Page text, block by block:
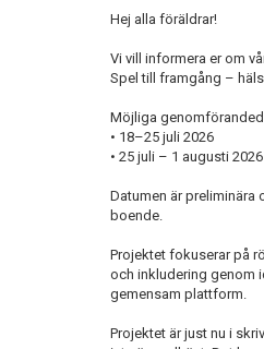
Hej alla föräldrar!
Vi vill informera er om
Spel till framgång –
Möjliga
• 18–25 juli 2026
• 25 juli – 1 augusti 2026
Datumen är preliminära
boende.
Projektet fokuserar på
och inkludering genom
gemensam plattform.
Projektet är just nu i